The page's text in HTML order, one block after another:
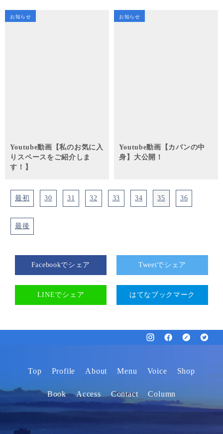
お知らせ
Youtube動画【私のお気に入
りスペースをご紹介しま
す！】
お知らせ
Youtube動画【カバンの中
身】大公開！
最初 30 31 32 33 34 35 36
最後
Facebookでシェア Tweetでシェア
LINEでシェア はてなブックマーク
Top Profile About Menu Voice Shop
Book Access Contact Column